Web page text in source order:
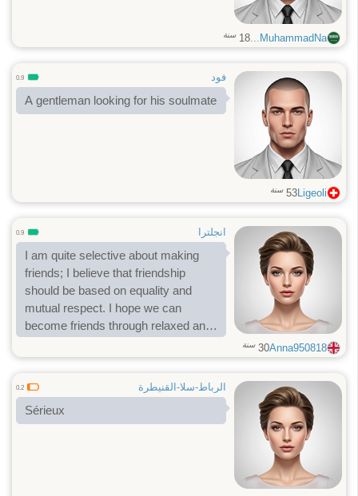
MuhammadNa...
18 سنة
فود 0.9
A gentleman looking for his soulmate
Ligeoli
53 سنة
انجلترا 0.9
I am quite selective about making
friends; I believe that friendship
should be based on equality and
mutual respect. I hope we can
become friends through relaxed and
include traveling, working out,
movies. It doesn't matter where you
live; we can simply chat whenever
Anna950818
30 سنة
الرباط-سلا-القنيطرة 0.2
Sérieux